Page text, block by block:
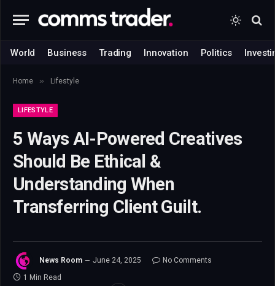
World Business Trading Innovation Politics
Home » Lifestyle
LIFESTYLE
5 Ways AI-Powered Creatives
Should Be Ethical &
Understanding When
Transferring Client Guilt.
News Room June 24, 2025
No Comments
1 Min Read